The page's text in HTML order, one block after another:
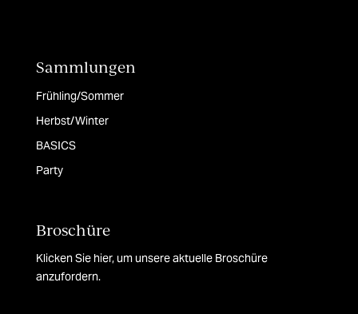
Sammlungen
Frühling/Sommer
Herbst/Winter
BASICS
Party
Broschüre
Klicken Sie hier, um unsere aktuelle Broschüre
anzufordern.